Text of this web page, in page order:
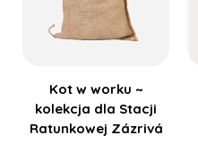
Kot w worku ~
kolekcja dla Stacji
Ratunkowej Zázrivá